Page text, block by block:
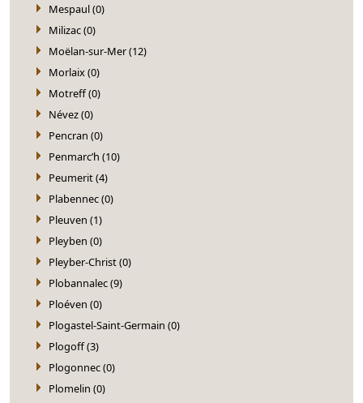
Mespaul (0)
Milizac (0)
Moëlan-sur-Mer (12)
Morlaix (0)
Motreff (0)
Névez (0)
Pencran (0)
Penmarc’h (10)
Peumerit (4)
Plabennec (0)
Pleuven (1)
Pleyben (0)
Pleyber-Christ (0)
Plobannalec (9)
Ploéven (0)
Plogastel-Saint-Germain (0)
Plogoff (3)
Plogonnec (0)
Plomelin (0)